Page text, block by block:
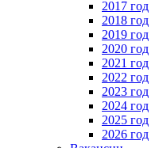
2017 год
2018 год
2019 год
2020 год
2021 год
2022 год
2023 год
2024 год
2025 год
2026 год